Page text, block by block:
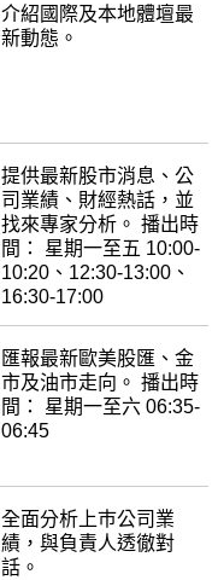
介紹國際及本地體壇最
新動態。
提供最新股市消息、公
司業績、財經熱話，並
找來專家分析。 播出時
間： 星期一至五 10:00-
10:20、12:30-13:00、
16:30-17:00
匯報最新歐美股匯、金
市及油市走向。 播出時
間： 星期一至六 06:35-
06:45
全面分析上巿公司業
績，與負責人透徹對
話。